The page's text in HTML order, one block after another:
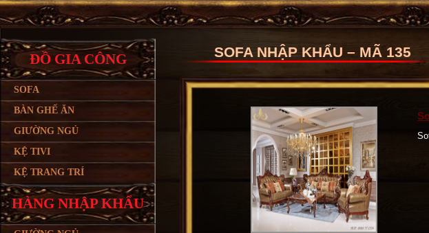
ĐỒ GIA CÔNG
SOFA
BÀN GHẾ ĂN
GIƯỜNG NGỦ
KỆ TIVI
KỆ TRANG TRÍ
HÀNG NHẬP KHẨU
SOFA NHẬP KHẨU – MÃ 135